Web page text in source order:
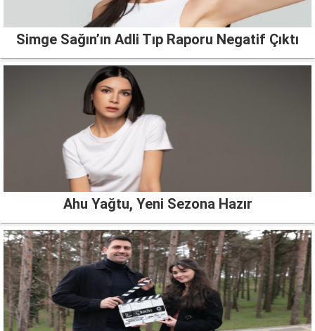
Simge Sağın’ın Adli Tıp Raporu Negatif Çıktı
Ahu Yağtu, Yeni Sezona Hazır